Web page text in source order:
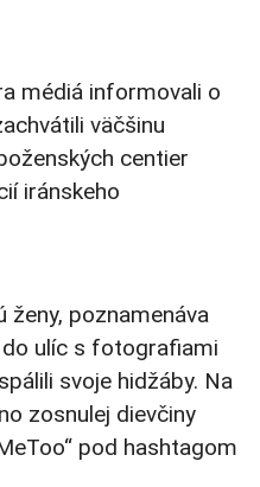
médiá informovali o
väčšinu
centier
iránskeho
poznamenáva
ulíc s fotografiami
svoje hidžáby. Na
zosnulej dievčiny
pod hashtagom